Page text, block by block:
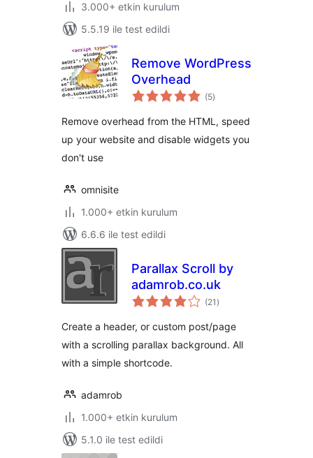
3.000+ etkin kurulum
5.5.19 ile test edildi
Remove WordPress
Overhead
(5toplam
puan
)
Remove overhead from the HTML, speed
up your website and disable widgets you
don't use
omnisite
1.000+ etkin kurulum
6.6.6 ile test edildi
Parallax Scroll by
adamrob.co.uk
(21 toplam
puan
)
Create a header, or custom post/page
with a scrolling parallax background. All
with a simple shortcode.
adamrob
1.000+ etkin kurulum
5.1.0 ile test edildi